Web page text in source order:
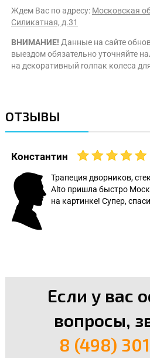
Ждем Вас по адресу: Московская
Силикатная, д.31
ВНИМАНИЕ! Данные на сайте
выездом обязательно уточняйте
на декоративный rолпак колеса
ОТЗЫВЫ
Константин
Трапеция дворников,
Alto пришла быстро
на картинке! Супер,
Если у вас
вопросы,
8 (498)